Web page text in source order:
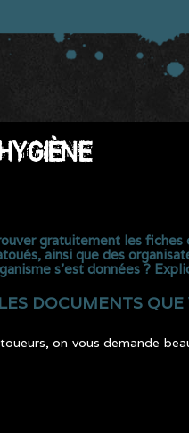
gratuitement les fiches
ainsi que des
s’est données ?
DOCUMENTS
on vous demande